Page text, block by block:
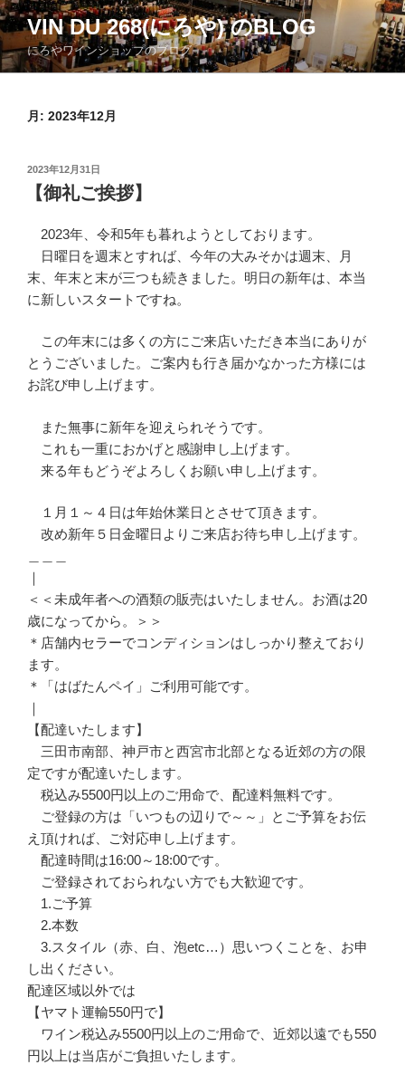
コ
ン
テ
ン
VIN DU 268(にろや) のBLOG
にろやワインショップのブログ
月: 2023年12月
投
日:
2023年12月31日
【御礼ご挨拶】
2023年、令和5年も暮れようとしております。
日曜日を週末とすれば、今年の大みそかは週末、月
末、年末と末が三つも続きました。明日の新年は、本当
に新しいスタートですね。
この年末には多くの方にご来店いただき本当にありが
とうございました。ご案内も行き届かなかった方様には
お詫び申し上げます。
また無事に新年を迎えられそうです。
これも一重におかげと感謝申し上げます。
来る年もどうぞよろしくお願い申し上げます。
１月１～４日は年始休業日とさせて頂きます。
改め新年５日金曜日よりご来店お待ち申し上げます。
｜
＜＜未成年者への酒類の販売はいたしません。お酒は20
歳になってから。＞＞
＊店舗内セラーでコンディションはしっかり整えており
ます。
＊「はばたんペイ」ご利用可能です。
｜
【配達いたします】
三田市南部、神戸市と西宮市北部となる近郊の方の限
定ですが配達いたします。
税込み5500円以上のご用命で、配達料無料です。
ご登録の方は「いつもの辺りで～～」とご予算をお伝
え頂ければ、ご対応申し上げます。
配達時間は16:00～18:00です。
ご登録されておられない方でも大歓迎です。
1.ご予算
2.本数
3.スタイル（赤、白、泡etc…）思いつくことを、お申
し出ください。
配達区域以外では
【ヤマト運輸550円で】
ワイン税込み5500円以上のご用命で、近郊以遠でも550
円以上は当店がご負担いたします。